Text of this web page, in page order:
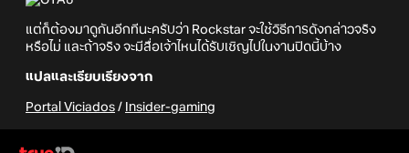
แต่ก็ต้องมาดูกันอีกทีนะครับว่า Rockstar จะใช้วิธีการดังกล่าวจริง
หรือไม่ และถ้าจริง จะมีสื่อเจ้าไหนได้รับเชิญไปในงานปิดนี้บ้าง
แปลและเรียบเรียงจาก
Portal Viciados / Insider-gaming